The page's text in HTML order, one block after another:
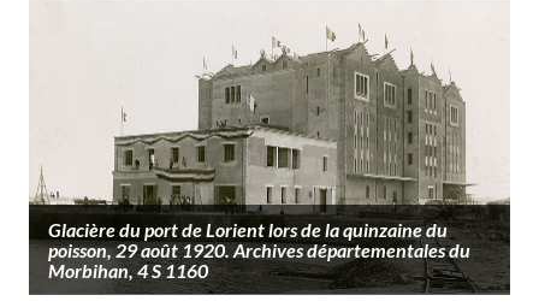
Glacière du port de Lorient lors de la quinzaine du
poisson, 29 août 1920. Archives départementales du
Morbihan, 4 S 1160